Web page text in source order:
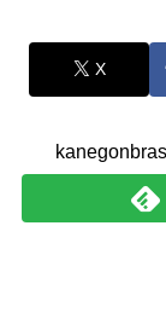
X